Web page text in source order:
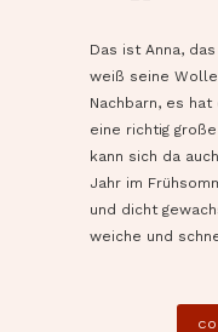
Das ist Anna,
weiß seine
Nachbarn, es
eine richtig
kann sich da
Jahr im
und dicht
weiche und